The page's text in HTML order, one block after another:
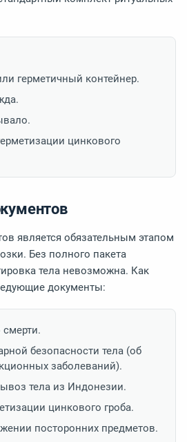
герметичный контейнер.
цинкового
является обязательным этапом
Без полного пакета
тела невозможна. Как
документы:
безопасности тела (об
заболеваний).
тела из Индонезии.
цинкового гроба.
посторонних предметов.